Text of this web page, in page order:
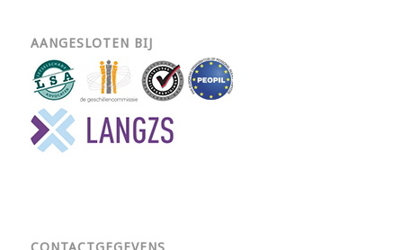
AANGESLOTEN BIJ
CONTACTGEGEVENS